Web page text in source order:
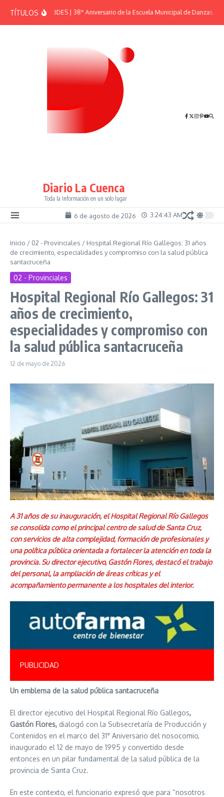
TÍTULOSEFEMÉRIDES | 38° Aniversario de la Escuela Municipal de Danzas “El
Diario La Cuenca
Toda la Información en un solo lugar
6 de agosto de 2026 3:24:44 AM
Inicio / 02 - Provinciales / Hospital Regional Río Gallegos: 31 años
de crecimiento, especialidades y compromiso con la salud pública
santacruceña
02 - Provinciales
Hospital Regional Río Gallegos: 31
años de crecimiento,
especialidades y compromiso con
la salud pública santacruceña
12 de mayo de 2026
A 31 años de su inauguración, el Hospital Regional Río Gallegos
se consolida como el principal centro de salud de Santa Cruz,
con servicios de alta complejidad, formación de profesionales y
una política pública orientada a fortalecer la atención en toda la
provincia. Su director ejecutivo, Gastón Flores, destacó el trabajo
del personal, la ampliación de áreas críticas y el
acompañamiento permanente a los hospitales del interior.
PUBLICIDAD
Un emblema de la salud pública santacruceña
El director ejecutivo del Hospital Regional Río Gallegos,
Gastón Flores, dialogó con la Subsecretaría de Producción y
Contenidos en el marco del 31° Aniversario del nosocomio,
inaugurado el 12 de mayo de 1995 y convertido desde
entonces en un pilar fundamental de la salud pública de la
provincia de Santa Cruz.
En este contexto, el funcionario expresó que para “nosotros